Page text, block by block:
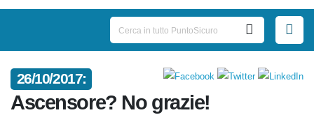
26/10/2017:
Ascensore? No grazie!